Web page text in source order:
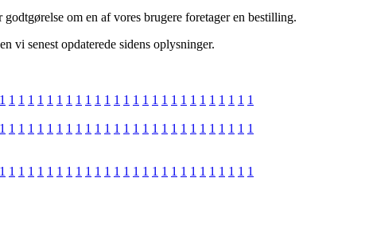
om en af vores brugere foretager en bestilling.
vi senest opdaterede sidens oplysninger.
1 1 1 1 1 1 1 1 1 1 1 1 1 1 1 1 1 1 1 1 1 1 1 1 1 1 1
1 1 1 1 1 1 1 1 1 1 1 1 1 1 1 1 1 1 1 1 1 1 1 1 1 1 1
1 1 1 1 1 1 1 1 1 1 1 1 1 1 1 1 1 1 1 1 1 1 1 1 1 1 1